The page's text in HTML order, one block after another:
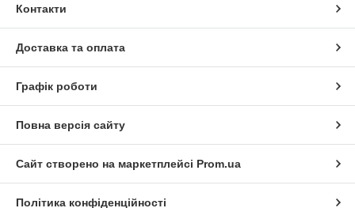
Контакти
Доставка та оплата
Графік роботи
Повна версія сайту
Сайт створено на маркетплейсі Prom.ua
Політика конфіденційності